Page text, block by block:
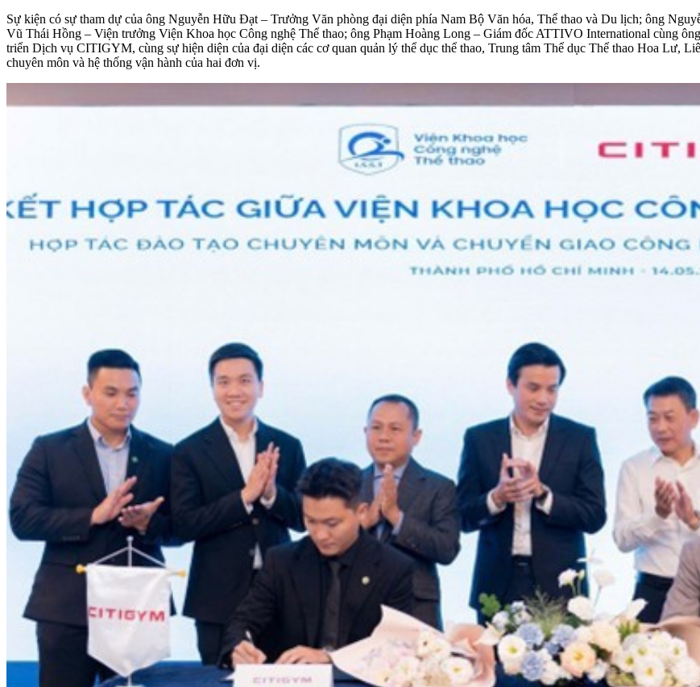
Sự kiện có sự tham dự của ông Nguyễn Hữu Đạt – Trưởng Văn phòng đại diện phía Nam Bộ Văn hóa, Thể thao và Du lịch; ông
Vũ Thái Hồng – Viện trưởng Viện Khoa học Công nghệ Thể thao; ông Phạm Hoàng Long – Giám đốc ATTIVO International cùng
triển Dịch vụ CITIGYM, cùng sự hiện diện của đại diện các cơ quan quản lý thể dục thể thao, Trung tâm Thể dục Thể thao Hoa Lư,
chuyên môn và hệ thống vận hành của hai đơn vị.